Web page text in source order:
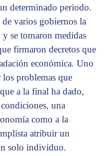
determinado periodo.
varios gobiernos la
se tomaron medidas
firmaron decretos que
económica. Uno
problemas que
a la final ha dado,
una
como a la
atribuir un
solo individuo.